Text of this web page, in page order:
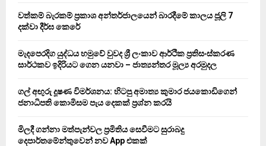
වත්කම් බැරකම් ප්‍රකාශ අන්තර්ජාලයෙන් බාරදීමේ කාලය ජූලි 7
දක්වා දීර්ඝ කෙරේ
මැදපෙරදිග යුද්ධය හමුවේ වුවද ශ්‍රී ලංකාව ආර්ථික ප්‍රතිසංස්කරණ
සාර්ථකව ඉදිරියට ගෙන යනවා – ජාත්‍යන්තර මූල්‍ය අරමුදල
ගල් අඟුරු දූෂණ විමර්ශනය: හිටපු අමාත්‍ය කුමාර ජයකොඩිගෙන්
ජනාධිපති කොමිසම පැය දෙකක් ප්‍රශ්න කරයි
මිලදී ගන්නා මත්පැන්වල ප්‍රමිතිය සෙවීමට සුරාබදු
දෙපාර්තමේන්තුවෙන් නව App එකක්